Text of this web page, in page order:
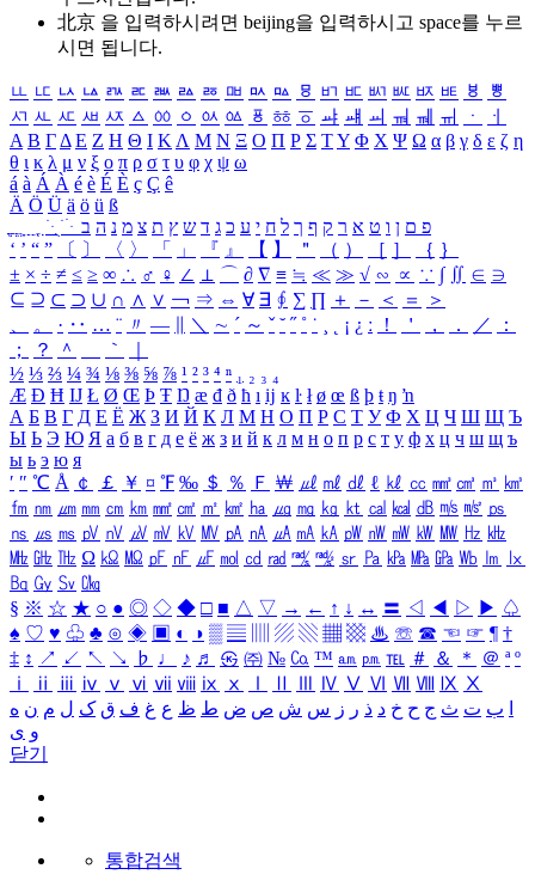
北京 을 입력하시려면 beijing을 입력하시고 space를 누르
시면 됩니다.
ㅥ ㅦ ㅧ ㅨ ㅩ ㅪ ㅫ ㅬ ㅭ ㅮ ㅯ ㅰ ㅱ ㅲ ㅳ ㅴ ㅵ ㅶ ㅷ ㅸ
ㅹ
ㅺ ㅻ ㅼ ㅽ ㅾ ㅿ ㆀ ㆁ ㆂ ㆃ ㆄ ㆅ ㆆ ㆇ ㆈ ㆉ ㆊ ㆋ ㆌ ㆍ
ㆎ
Α Β ΓΔ Ε Ζ Η Θ Ι ΚΛ Μ Ν Ξ Ο Π Ρ Σ ΤΥ Φ Χ Ψ Ω α β γ δ ε ζ η
θ ι κ λ μ ν ξ ο π ρ σ τ υ φ χ ψ ω
á à Á À é è É È ç Ç ê
Ä Ö Ü ä ö ü ß
ִֶֹ ֻּ ׁׂ פ ם ן ו ט א ר ק ף ך ל ח י ע כ ג ד ש ץ ת צ מ נ ה ב
‘ ’ “ ” 〔 〕 〈 〉 「 」 『 』 【 】 ＂ （ ） ［ ］ ｛ ｝
± × ÷ ≠ ≤ ≥ ∞ ∴ ♂ ♀ ∠ ⊥ ⌒ ∂ ∇ ≡ ≒ ≪ ≫ √ ∽ ∝ ∵ ∫ ∬ ∈ ∋
⊆ ⊇ ⊂ ⊃ ∪ ∩ ∧ ∨ ￢ ⇒ ⇔ ∀ ∃ ∮ ∑ ∏ ＋ － ＜ ＝
＞
、
。 · ‥ … ¨ 〃 ― ＼ ∼ ´ ～ ˇ ˘ ˝ ˚ ˙ ¸ ¡ ¿ ː ！ ＇ ， ． ／
：
；
？ ＾ ｀
½ ⅓ ⅔ ¼ ¾ ⅛ ⅜ ⅝ ⅞ ¹ ² ³ ⁴ ⁿ ₁ ₂ ₃ ₄
Æ Ð Ħ Ĳ Ł Ø Œ Þ Ŧ Ŋ æ đ ð ħ ı ĳ ĸ ŀ ł ø œ ß þ ŧ ŋ ŉ
А Б В Г Д Е Ё Ж З И Й К Л М Н О П Р С Т У Ф Х Ц Ч Ш Щ Ъ
Ы Ь Э Ю Я а б в г д е ё ж з и й к л м н о п р с т у ф х ц ч ш щ ъ
ы ь э ю я
′ ″ ℃ Å ￠ ￡ ￥ ¤ ℉ ‰ ＄ ％ Ｆ ￦ ㎕ ㎖ ㎗ ℓ ㎘ ㏄ ㎣ ㎤ ㎥ ㎦
㎙ ㎚ ㎛ ㎜ ㎝ ㎞ ㎟ ㎠ ㎡ ㎢ ㏊ ㎍ ㎎ ㎏ ㏏ ㎈ ㎉ ㏈ ㎧ ㎨ ㎰
㎱ ㎲ ㎳ ㎴ ㎵ ㎶ ㎷ ㎸ ㎹ ㎀ ㎁ ㎂ ㎃ ㎄ ㎺ ㎻ ㎽ ㎾ ㎿ ㎐ ㎑
㎒ ㎓ ㎔ Ω ㏀ ㏁ ㎊ ㎋ ㎌ ㏖ ㏅ ㎭ ㎮ ㎯ ㏛ ㎩ ㎪ ㎫ ㎬ ㏝ ㏐
㏓
㏃ ㏉ ㏜ ㏆
§ ※ ☆ ★ ○ ● ◎ ◇ ◆ □ ■ △ ▽ → ← ↑ ↓ ↔ 〓 ◁ ◀ ▷ ▶ ♤
♠ ♡ ♥ ♧ ♣ ⊙ ◈ ▣ ◐ ◑ ▒ ▤ ▨ ▧ ▦ ▩ ♨ ☏ ☎ ☜ ☞ ¶ †
‡ ↕ ↗ ↙ ↖ ↘ ♭ ♩ ♪ ♬ ㉿ ㈜ № ㏇ ™ ㏂ ㏘ ℡ ＃ ＆ ＊ ＠ ª º
ⅰ
ⅱ ⅲ ⅳ ⅴ ⅵ ⅶ ⅷ ⅸ ⅹ Ⅳ Ⅴ Ⅵ Ⅶ Ⅷ Ⅸ Ⅹ
ب ت ث ج ح خ د ذ ر ز س ش ص ض ط ظ ع غ ف ق ک ل م ن ه
و ی
닫기
통합검색